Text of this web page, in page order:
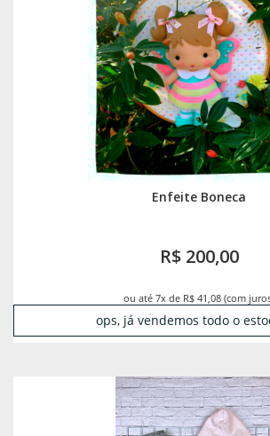
Enfeite Boneca
R$ 200,00
ou até 7x de R$ 41,08 (com
ops, já vendemos todo o